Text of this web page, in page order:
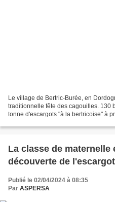
Le village de Bertric-Burée, en
traditionnelle fête des cagouilles. 130
tonne d'escargots "à la bertricoise" à
La classe de maternelle
découverte de
Publié le 02/04/2024 à 08:35
Par ASPERSA